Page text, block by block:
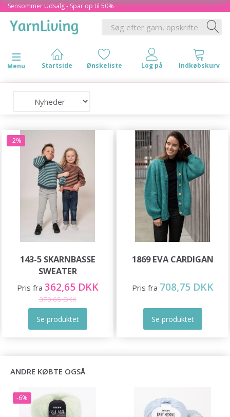
Sensommer Udsalg - Spar op til 50%
Skifte navigation
Menu
-2%
143-5 SKARNBASSE
SWEATER
Pris fra 362,65 DKK
370,65 DKK
Se produktet
1869 EVA CARDIGAN
Pris fra 708,75 DKK
Se produktet
ANDRE KØBTE OGSÅ
-6%